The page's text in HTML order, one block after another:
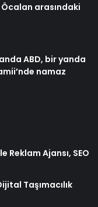
arasındaki
ABD, bir yanda
namaz
Reklam Ajansı, SEO
Taşımacılık